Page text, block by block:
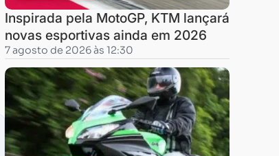
Inspirada pela MotoGP, KTM lançará
novas esportivas ainda em 2026
7 agosto de 2026 às 12:30